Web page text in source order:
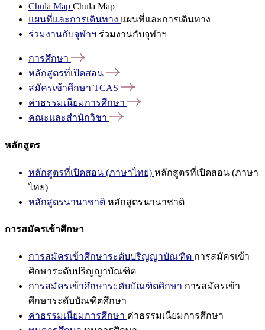
Chula Map Chula Map
แผนที่และการเดินทาง แผนที่และการเดินทาง
ร่วมงานกับจุฬาฯ ร่วมงานกับจุฬาฯ
การศึกษา
หลักสูตรที่เปิดสอน
สมัครเข้าศึกษา TCAS
ค่าธรรมเนียมการศึกษา
คณะและสำนักวิชา
หลักสูตร
หลักสูตรที่เปิดสอน (ภาษาไทย) หลักสูตรที่เปิดสอน (ภาษา
ไทย)
หลักสูตรนานาชาติ หลักสูตรนานาชาติ
การสมัครเข้าศึกษา
การสมัครเข้าศึกษาระดับปริญญาบัณฑิต การสมัครเข้า
ศึกษาระดับปริญญาบัณฑิต
การสมัครเข้าศึกษาระดับบัณฑิตศึกษา การสมัครเข้า
ศึกษาระดับบัณฑิตศึกษา
ค่าธรรมเนียมการศึกษา ค่าธรรมเนียมการศึกษา